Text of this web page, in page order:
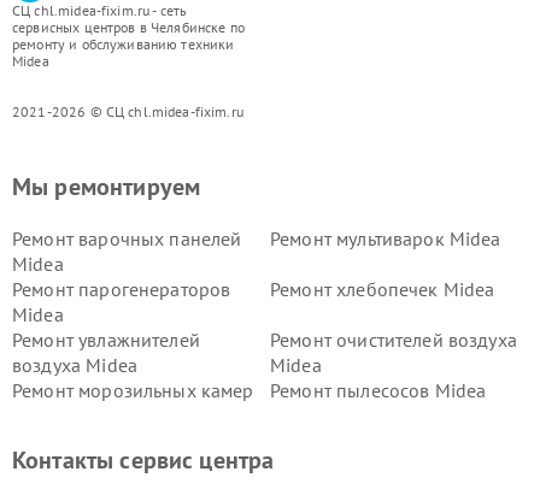
СЦ chl.midea-fixim.ru - сеть
сервисных центров в Челябинске по
ремонту и обслуживанию техники
Midea
2021-2026 © СЦ chl.midea-fixim.ru
Мы ремонтируем
Ремонт варочных панелей
Midea
Ремонт мультиварок Midea
Ремонт парогенераторов
Midea
Ремонт хлебопечек Midea
Ремонт увлажнителей
воздуха Midea
Ремонт очистителей воздуха
Midea
Ремонт морозильных камер
Ремонт пылесосов Midea
пылесосов Midea
Контакты сервис центра